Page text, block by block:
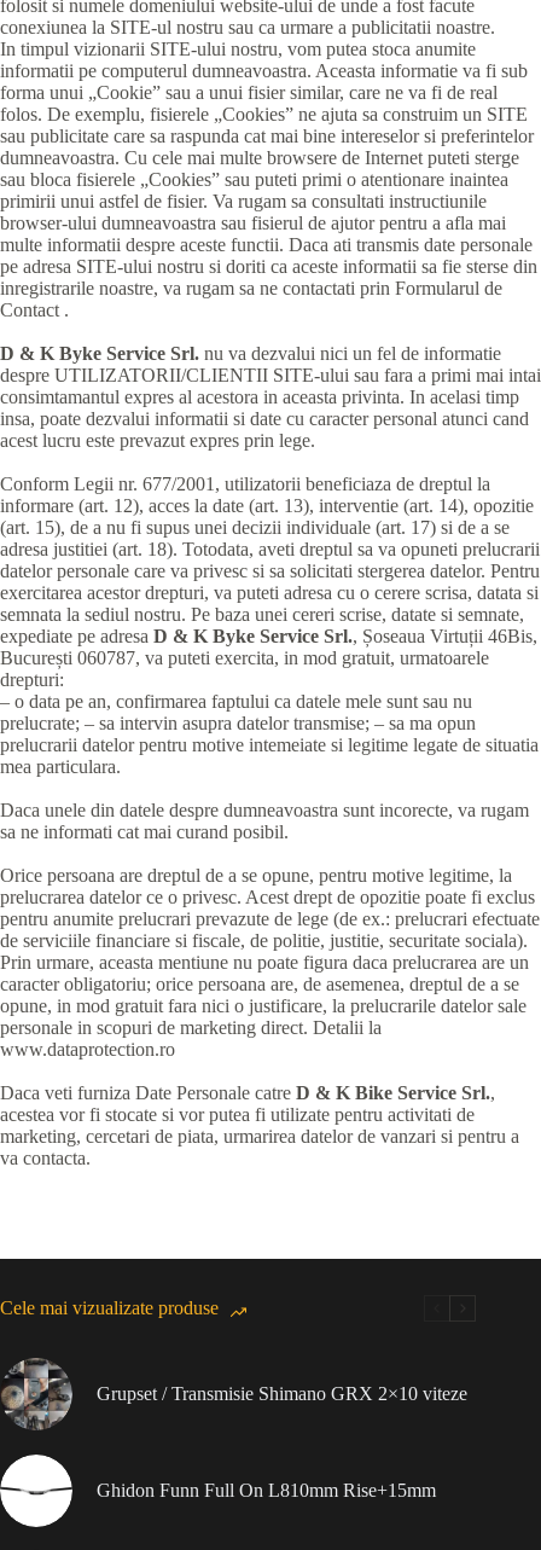
folosit si numele domeniului website-ului de unde a fost facute
conexiunea la SITE-ul nostru sau ca urmare a publicitatii noastre.
In timpul vizionarii SITE-ului nostru, vom putea stoca anumite
informatii pe computerul dumneavoastra. Aceasta informatie va fi sub
forma unui „Cookie” sau a unui fisier similar, care ne va fi de real
folos. De exemplu, fisierele „Cookies” ne ajuta sa construim un SITE
sau publicitate care sa raspunda cat mai bine intereselor si preferintelor
dumneavoastra. Cu cele mai multe browsere de Internet puteti sterge
sau bloca fisierele „Cookies” sau puteti primi o atentionare inaintea
primirii unui astfel de fisier. Va rugam sa consultati instructiunile
browser-ului dumneavoastra sau fisierul de ajutor pentru a afla mai
multe informatii despre aceste functii. Daca ati transmis date personale
pe adresa SITE-ului nostru si doriti ca aceste informatii sa fie sterse din
inregistrarile noastre, va rugam sa ne contactati prin Formularul de
Contact .
D & K Byke Service Srl. nu va dezvalui nici un fel de informatie
despre UTILIZATORII/CLIENTII SITE-ului sau fara a primi mai intai
consimtamantul expres al acestora in aceasta privinta. In acelasi timp
insa, poate dezvalui informatii si date cu caracter personal atunci cand
acest lucru este prevazut expres prin lege.
Conform Legii nr. 677/2001, utilizatorii beneficiaza de dreptul la
informare (art. 12), acces la date (art. 13), interventie (art. 14), opozitie
(art. 15), de a nu fi supus unei decizii individuale (art. 17) si de a se
adresa justitiei (art. 18). Totodata, aveti dreptul sa va opuneti prelucrarii
datelor personale care va privesc si sa solicitati stergerea datelor. Pentru
exercitarea acestor drepturi, va puteti adresa cu o cerere scrisa, datata si
semnata la sediul nostru. Pe baza unei cereri scrise, datate si semnate,
expediate pe adresa D & K Byke Service Srl., Șoseaua Virtuții 46Bis,
București 060787, va puteti exercita, in mod gratuit, urmatoarele
drepturi:
– o data pe an, confirmarea faptului ca datele mele sunt sau nu
prelucrate; – sa intervin asupra datelor transmise; – sa ma opun
prelucrarii datelor pentru motive intemeiate si legitime legate de situatia
mea particulara.
Daca unele din datele despre dumneavoastra sunt incorecte, va rugam
sa ne informati cat mai curand posibil.
Orice persoana are dreptul de a se opune, pentru motive legitime, la
prelucrarea datelor ce o privesc. Acest drept de opozitie poate fi exclus
pentru anumite prelucrari prevazute de lege (de ex.: prelucrari efectuate
de serviciile financiare si fiscale, de politie, justitie, securitate sociala).
Prin urmare, aceasta mentiune nu poate figura daca prelucrarea are un
caracter obligatoriu; orice persoana are, de asemenea, dreptul de a se
opune, in mod gratuit fara nici o justificare, la prelucrarile datelor sale
personale in scopuri de marketing direct. Detalii la
www.dataprotection.ro
Daca veti furniza Date Personale catre D & K Bike Service Srl.,
acestea vor fi stocate si vor putea fi utilizate pentru activitati de
marketing, cercetari de piata, urmarirea datelor de vanzari si pentru a
va contacta.
Cele mai vizualizate produse
Grupset / Transmisie Shimano GRX 2×10 viteze
Ghidon Funn Full On L810mm Rise+15mm